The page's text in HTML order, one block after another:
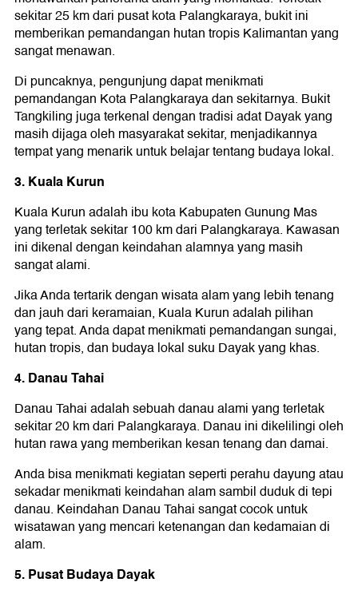
sekitar 25 km dari pusat kota Palangkaraya, bukit ini
memberikan pemandangan hutan tropis Kalimantan yang
sangat menawan.
Di puncaknya, pengunjung dapat menikmati
pemandangan Kota Palangkaraya dan sekitarnya. Bukit
Tangkiling juga terkenal dengan tradisi adat Dayak yang
masih dijaga oleh masyarakat sekitar, menjadikannya
tempat yang menarik untuk belajar tentang budaya lokal.
3. Kuala Kurun
Kuala Kurun adalah ibu kota Kabupaten Gunung Mas
yang terletak sekitar 100 km dari Palangkaraya. Kawasan
ini dikenal dengan keindahan alamnya yang masih
sangat alami.
Jika Anda tertarik dengan wisata alam yang lebih tenang
dan jauh dari keramaian, Kuala Kurun adalah pilihan
yang tepat. Anda dapat menikmati pemandangan sungai,
hutan tropis, dan budaya lokal suku Dayak yang khas.
4. Danau Tahai
Danau Tahai adalah sebuah danau alami yang terletak
sekitar 20 km dari Palangkaraya. Danau ini dikelilingi oleh
hutan rawa yang memberikan kesan tenang dan damai.
Anda bisa menikmati kegiatan seperti perahu dayung atau
sekadar menikmati keindahan alam sambil duduk di tepi
danau. Keindahan Danau Tahai sangat cocok untuk
wisatawan yang mencari ketenangan dan kedamaian di
alam.
5. Pusat Budaya Dayak